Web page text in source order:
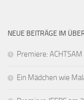
NEUE BEITRÄGE IM
Premiere:
Ein Mädchen wie